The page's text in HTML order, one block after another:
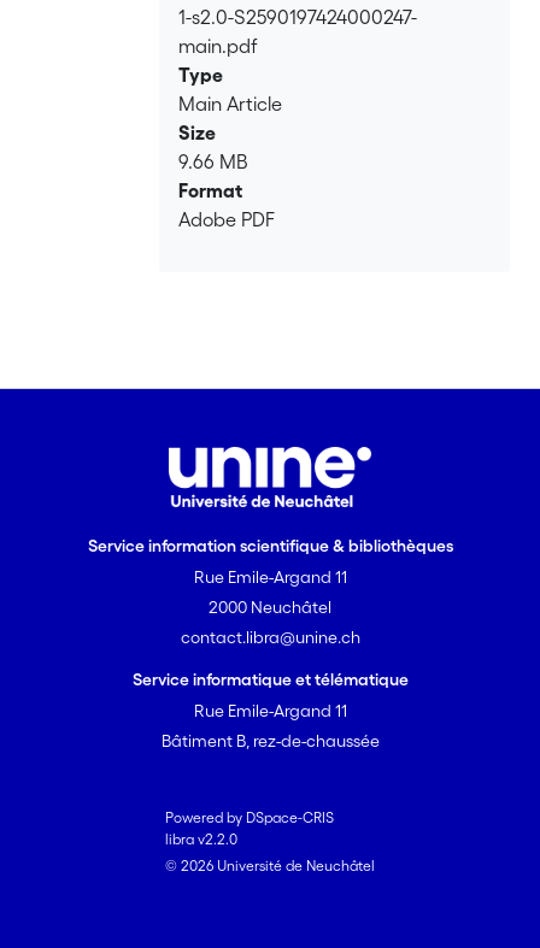
Loading...
1-s2.0-S2590197424000247-
main.pdf
Type
Main Article
Size
9.66 MB
Format
Adobe PDF
Service information scientifique & bibliothèques
Rue Emile-Argand 11
2000 Neuchâtel
contact.libra@unine.ch
Service informatique et télématique
Rue Emile-Argand 11
Bâtiment B, rez-de-chaussée
Powered by DSpace-CRIS
libra v2.2.0
© 2026 Université de Neuchâtel